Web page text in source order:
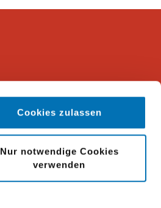
Cookies zulassen
Nur notwendige Cookies
verwenden